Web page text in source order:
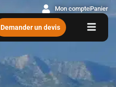
Mon comptePanier
Demander un devis